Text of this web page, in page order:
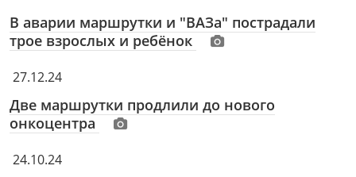
В аварии маршрутки и "ВАЗа" пострадали
трое взрослых и ребёнок
27.12.24
Две маршрутки продлили до нового
онкоцентра
24.10.24